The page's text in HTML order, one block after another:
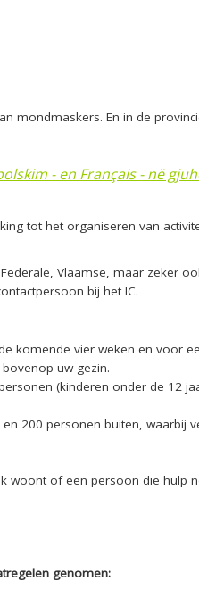
mondmaskers. En in de
tot het organiseren van
Vlaamse, maar zeker
bij het IC.
komende vier weken en voor
uw gezin.
(kinderen onder de 12
200 personen buiten, waarbij
woont of een persoon die hulp
genomen: